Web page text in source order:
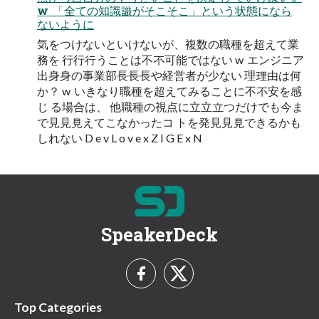
w 「全ての知識識がそこそこ」という状態になら
ないように
気をつけないといけないが、複数の職種を超えて業
務を ⾏行行うことは不不可能ではない w エンジニア
出⾝身の事業部⻑⾧長や経営者が少ない 理理由は何
か？ w いきなり職種を超えてみることに不不安を感
じ る場合は、 他職種の視点に⽴立立つだけでも今ま
で⾒見見えてこなかったコ トを発⾒見見できるかも
しれない D e v L o v e x Z I G E x N
SpeakerDeck
Top Categories